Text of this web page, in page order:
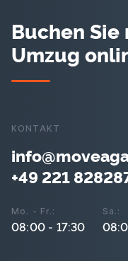
Buchen
Umzug
KONTAKT
+49 221
Mo. - Fr.:
08:00 - 17:30
Sa.: